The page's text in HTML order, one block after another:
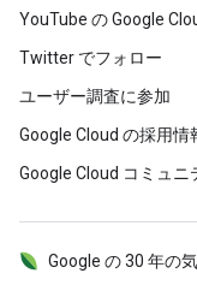
YouTube の Google
Twitter でフォロー
ユーザー調査に参加
Google Cloud の採用情
Google Cloud コミュニ
Google の 30 年の